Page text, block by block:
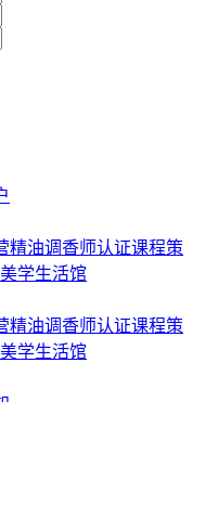
精油调香师认证课程策
学生活馆
精油调香师认证课程策
学生活馆